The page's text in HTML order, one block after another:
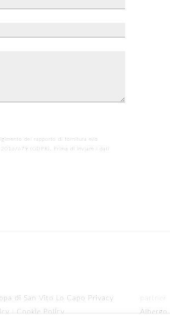
del rapporto di fornitura e/o
679 (GDPR). Prima di inviare i dati
di San Vito Lo Capo
Privacy
|Cookie Policy
partner
Albergo